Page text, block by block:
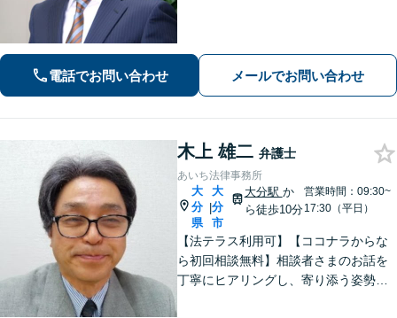
どお任せください
電話でお問い合わせ メールでお問い合わせ
木上 雄二 弁護士
あいち法律事務所
大
分
県
|
大
分
市
大分駅 か
ら徒歩10分
営業時間：09:30~
17:30（平日）
【法テラス利用可】【ココナラからな
ら初回相談無料】相談者さまのお話を
丁寧にヒアリングし、寄り添う姿勢を